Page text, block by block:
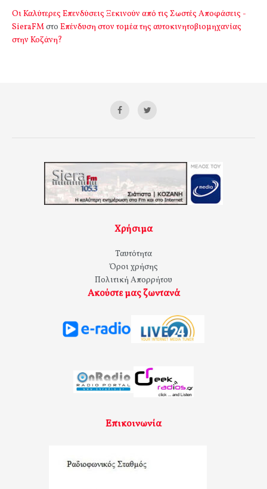
Οι Καλύτερες Επενδύσεις Ξεκινούν από τις Σωστές Αποφάσεις -
SieraFMστο Επένδυση στον τομέα της αυτοκινητοβιομηχανίας
στην Κοζάνη?
Χρήσιμα
Ταυτότητα
Όροι χρήσης
Πολιτική Απορρήτου
Ακούστε μας ζωντανά
Επικοινωνία